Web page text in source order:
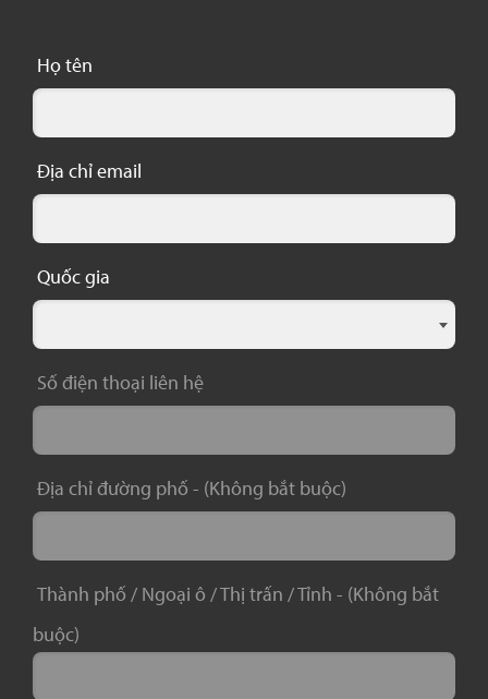
Họ tên
Địa chỉ email
Quốc gia
Số điện thoại liên hệ
Địa chỉ đường phố - (Không bắt buộc)
Thành phố / Ngoại ô / Thị trấn / Tỉnh - (Không bắt
buộc)